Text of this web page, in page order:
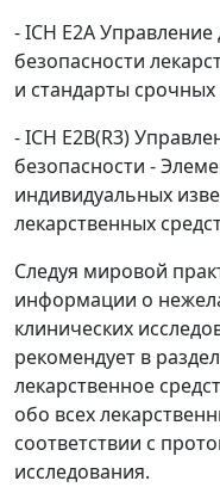
- ICH E2A
безопасности
и стандарты
- ICH E2B(R3)
безопасности -
индивидуальных
лекарственных
Следуя мировой
информации о
клинических
рекомендует в
лекарственное
обо всех
соответствии с
исследования.